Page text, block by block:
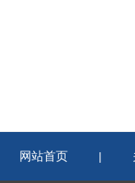
网站首页 |